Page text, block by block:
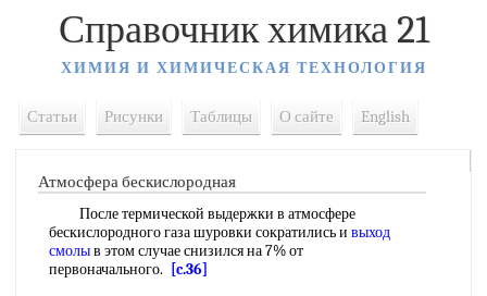
Справочник химика 21
ХИМИЯ И ХИМИЧЕСКАЯ ТЕХНОЛОГИЯ
Статьи Рисунки Таблицы О сайте English
Атмосфера бескислородная
После термической выдержки в атмосфере
бескислородного газа шуровки сократились и выход
смолыв этом случае снизился на 7% от
первоначального.
[c.36]